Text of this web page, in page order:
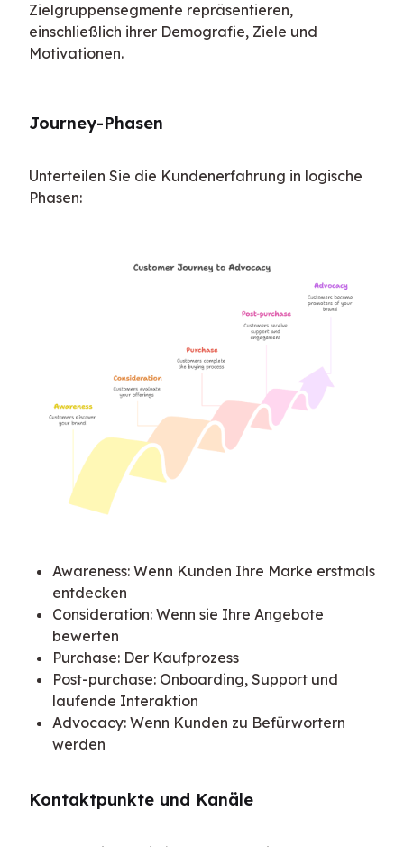
Zielgruppensegmente repräsentieren,
einschließlich ihrer Demografie, Ziele und
Motivationen.
Journey-Phasen
Unterteilen Sie die Kundenerfahrung in logische
Phasen:
Awareness: Wenn Kunden Ihre Marke erstmals
entdecken
Consideration: Wenn sie Ihre Angebote
bewerten
Purchase: Der Kaufprozess
Post-purchase: Onboarding, Support und
laufende Interaktion
Advocacy: Wenn Kunden zu Befürwortern
werden
Kontaktpunkte und Kanäle